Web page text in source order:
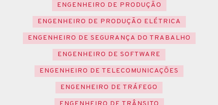
ENGENHEIRO DE PRODUÇÃO
ENGENHEIRO DE PRODUÇÃO ELÉTRICA
ENGENHEIRO DE SEGURANÇA DO TRABALHO
ENGENHEIRO DE SOFTWARE
ENGENHEIRO DE TELECOMUNICAÇÕES
ENGENHEIRO DE TRÁFEGO